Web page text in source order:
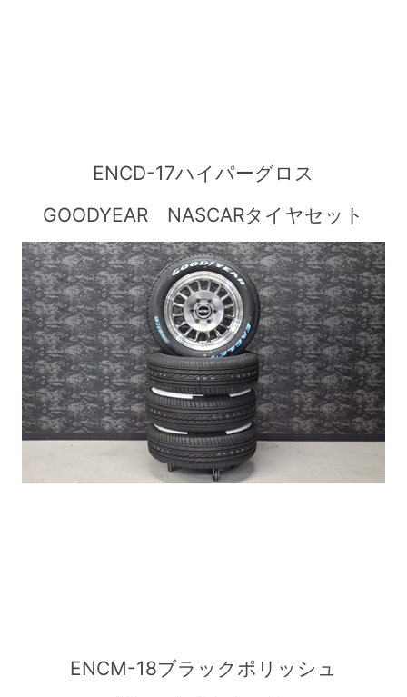
ENCD-17ハイパーグロス
GOODYEAR NASCARタイヤセット
ENCM-18ブラックポリッシュ